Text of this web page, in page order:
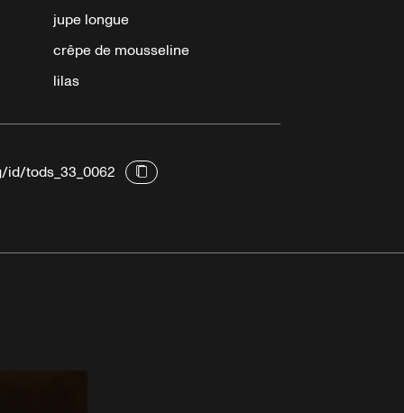
jupe longue
crêpe de mousseline
lilas
tods_33_0062